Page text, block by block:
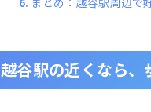
越谷駅の近くなら、